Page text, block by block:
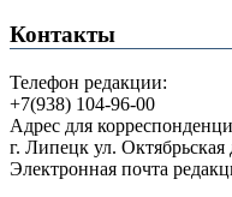
Контакты
Телефон редакции:
+7(938) 104-96-00
Адрес для
г. Липецк ул. Октябрьская
Электронная почта